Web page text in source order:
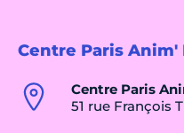
Centre Paris Anim'
Centre Paris
51 rue François